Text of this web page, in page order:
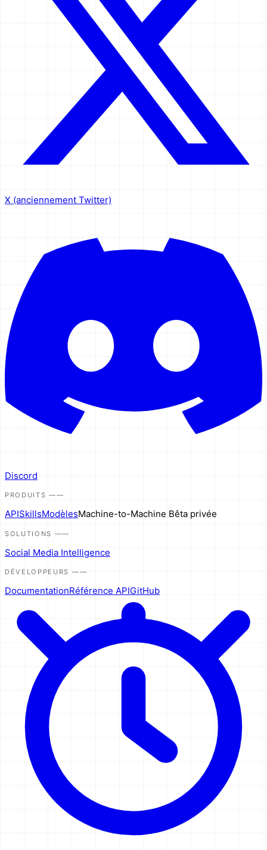
X (anciennement Twitter)
Discord
PRODUITS ——
APISkillsModèlesMachine-to-Machine Bêta privée
SOLUTIONS ——
Social Media Intelligence
DÉVELOPPEURS ——
DocumentationRéférence APIGitHub